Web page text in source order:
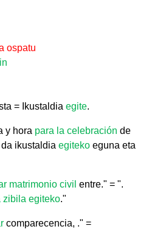
ospatu
= Ikustaldia egite.
y hora para la celebración de
ikustaldia egiteko eguna eta
matrimonio civil entre." = ".
zibila egiteko."
comparecencia, ." =